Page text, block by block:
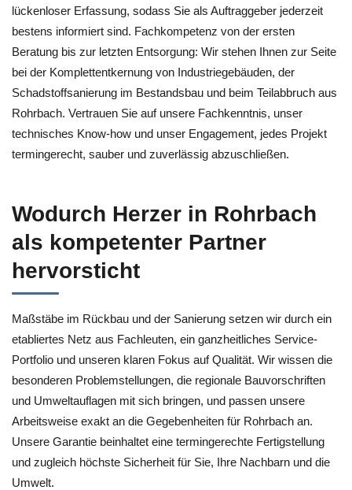
lückenloser Erfassung, sodass Sie als Auftraggeber jederzeit
bestens informiert sind. Fachkompetenz von der ersten
Beratung bis zur letzten Entsorgung: Wir stehen Ihnen zur Seite
bei der Komplettentkernung von Industriegebäuden, der
Schadstoffsanierung im Bestandsbau und beim Teilabbruch aus
Rohrbach. Vertrauen Sie auf unsere Fachkenntnis, unser
technisches Know‑how und unser Engagement, jedes Projekt
termingerecht, sauber und zuverlässig abzuschließen.
Wodurch Herzer in Rohrbach
als kompetenter Partner
hervorsticht
Maßstäbe im Rückbau und der Sanierung setzen wir durch ein
etabliertes Netz aus Fachleuten, ein ganzheitliches Service-
Portfolio und unseren klaren Fokus auf Qualität. Wir wissen die
besonderen Problemstellungen, die regionale Bauvorschriften
und Umweltauflagen mit sich bringen, und passen unsere
Arbeitsweise exakt an die Gegebenheiten für Rohrbach an.
Unsere Garantie beinhaltet eine termingerechte Fertigstellung
und zugleich höchste Sicherheit für Sie, Ihre Nachbarn und die
Umwelt.